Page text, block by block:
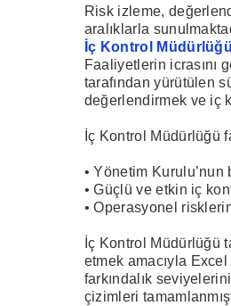
Risk izleme,
aralıklarla
İç Kontrol Müdürlüğü
Faaliyetlerin icrasını
tarafından yürütülen
değerlendirmek ve iç
İç Kontrol Müdürlüğü
• Yönetim
• Güçlü ve etkin iç
• Operasyonel
İç Kontrol Müdürlüğü
etmek amacıyla
farkındalık
çizimleri